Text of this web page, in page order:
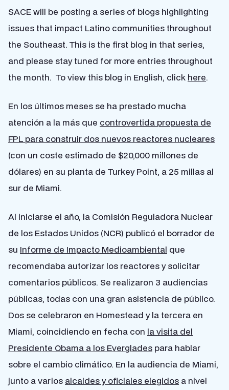
SACE will be posting a series of blogs highlighting
issues that impact Latino communities throughout
the Southeast. This is the first blog in that series,
and please stay tuned for more entries throughout
the month. To view this blog in English, click here.
En los últimos meses se ha prestado mucha
atención a la más que controvertida propuesta de
FPL para construir dos nuevos reactores nucleares
(con un coste estimado de $20,000 millones de
dólares) en su planta de Turkey Point, a 25 millas al
sur de Miami.
Al iniciarse el año, la Comisión Reguladora Nuclear
de los Estados Unidos (NCR) publicó el borrador de
su Informe de Impacto Medioambiental que
recomendaba autorizar los reactores y solicitar
comentarios públicos. Se realizaron 3 audiencias
públicas, todas con una gran asistencia de público.
Dos se celebraron en Homestead y la tercera en
Miami, coincidiendo en fecha con la visita del
Presidente Obama a los Everglades para hablar
sobre el cambio climático. En la audiencia de Miami,
junto a varios alcaldes y oficiales elegidos a nivel